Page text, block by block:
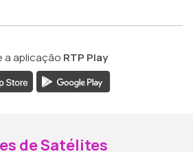
a aplicação RTP Play
de Satélites